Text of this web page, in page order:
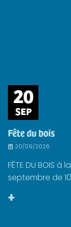
20
SEP
Fête du bois
20/09/2026
FÊTE DU BOIS
septembre de
+